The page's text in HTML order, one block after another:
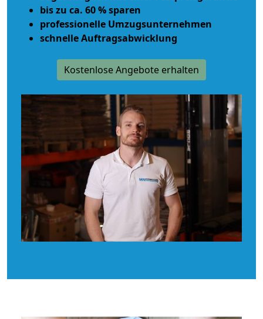
bis zu ca. 60 % sparen
professionelle Umzugsunternehmen
schnelle Auftragsabwicklung
Kostenlose Angebote erhalten